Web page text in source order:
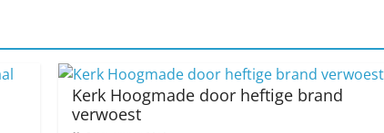
Kerk Hoogmade door heftige brand
verwoest